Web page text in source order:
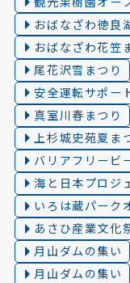
おばなざわ徳良
おばなざわ花笠
尾花沢雪まつり
安全運転サポー
真室川春まつり
上杉城史苑夏ま
バリアフリービ
海と日本プロジ
いろは蔵パーク
あさひ産業文化
月山ダムの集い
月山ダムの集い